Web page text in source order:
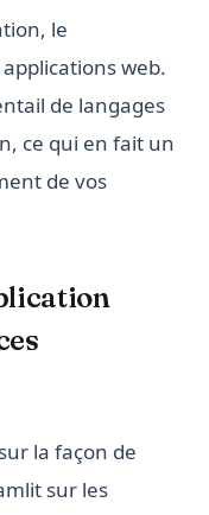
le
web.
de langages
ce qui en fait un
de vos
la façon de
sur les